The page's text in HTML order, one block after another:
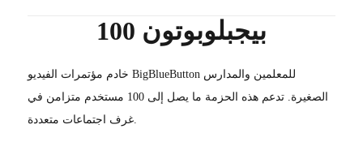
بيجبلوبوتون 100
خادم مؤتمرات الفيديو BigBlueButton للمعلمين والمدارس
الصغيرة. تدعم هذه الحزمة ما يصل إلى 100 مستخدم متزامن في
غرف اجتماعات متعددة.